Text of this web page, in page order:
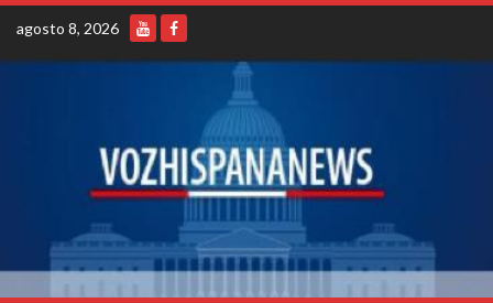
Skip
content
agosto 8, 2026